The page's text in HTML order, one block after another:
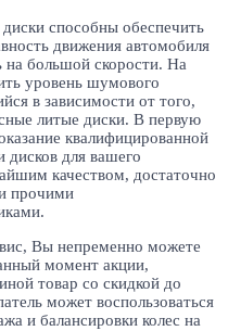
способны обеспечить
движения автомобиля
на большой скорости. На
уровень шумового
в зависимости от того,
литые диски. В первую
квалифицированной
для вашего
качеством, достаточно
прочими
Вы непременно можете
момент акции,
товар со скидкой до
может воспользоваться
и балансировки колес на